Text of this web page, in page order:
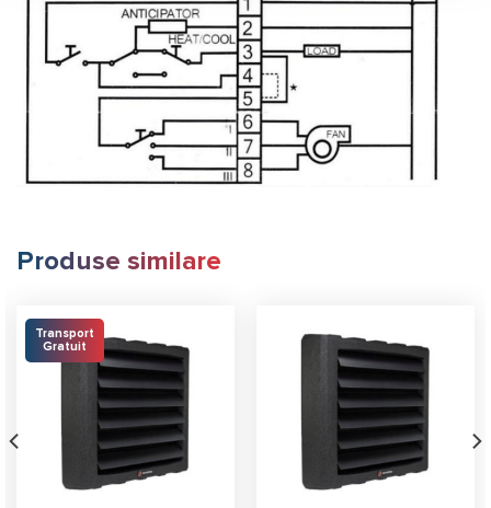
Produse similare
Transport
Gratuit